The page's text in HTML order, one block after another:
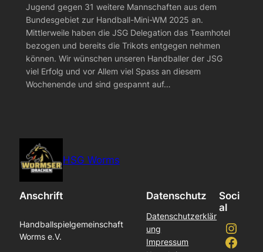
Jugend gegen 31 weitere Mannschaften aus dem
Bundesgebiet zur Handball-Mini-WM 2025 an.
Mittlerweile haben die JSG Delegation das Teamhotel
bezogen und bereits die Trikots entgegen nehmen
können. Wir wünschen unseren Handballer der JSG
viel Erfolg und vor Allem viel Spass an diesem
Wochenende und sind gespannt auf…
HSG Worms
Anschrift
Handballspielgemeinschaft
Worms e.V.
Datenschutz
Datenschutzerklär
ung
Impressum
Soci
al
Instagram
Facebook